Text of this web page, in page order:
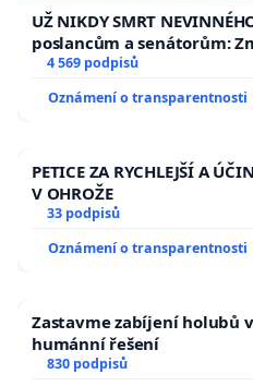
UŽ NIKDY SMRT
poslancům a senátorům:
aby se tragédie malé
4 569 podpisů
Oznámení o transparentnosti
PETICE ZA RYCHLEJŠÍ A
V OHROŽE
33 podpisů
Oznámení o transparentnosti
Zastavme zabíjení holubů
humánní řešení
830 podpisů